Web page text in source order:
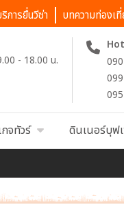
การยื่นวีซ่า บทความท่องเที่
- 18.00 น.
จทัวร์ ดินเนอร์บุฟ